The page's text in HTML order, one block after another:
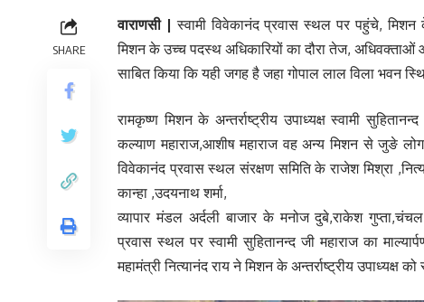
SHARE
वाराणसी | स्वामी विवेकानंद प्रवास स्थल पर पहुंचे, मिशन के
मिशन के उच्च पदस्थ अधिकारियों का दौरा तेज,
साबित किया कि यही जगह है जहा गोपाल लाल विला भवन
रामकृष्ण मिशन के अन्तर्राष्ट्रीय उपाध्यक्ष स्वामी
कल्याण महाराज,आशीष महाराज वह अन्य मिशन से जुङे
विवेकानंद प्रवास स्थल संरक्षण समिति के राजेश मिश्रा
कान्हा ,उदयनाथ शर्मा,
व्यापार मंडल अर्दली बाजार के मनोज दुबे,राकेश
प्रवास स्थल पर स्वामी सुहितानन्द जी महाराज का
महामंत्री नित्यानंद राय ने मिशन के अन्तर्राष्ट्रीय उपाध्यक्ष